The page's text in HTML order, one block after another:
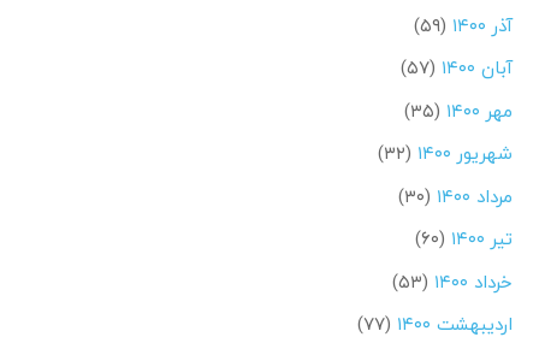
آذر ۱۴۰۰
(۵۹)
آبان ۱۴۰۰
(۵۷)
مهر ۱۴۰۰
(۳۵)
شهریور ۱۴۰۰
(۳۲)
مرداد ۱۴۰۰
(۳۰)
تیر ۱۴۰۰
(۶۰)
خرداد ۱۴۰۰
(۵۳)
اردیبهشت ۱۴۰۰
(۷۷)